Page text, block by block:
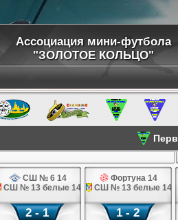
Ассоциация мини-футбола
"ЗОЛОТОЕ КОЛЬЦО"
СШ № 6 14
СШ № 13 белые 14
2 - 1
Фортуна 14
СШ № 13 белые 14
1 - 2